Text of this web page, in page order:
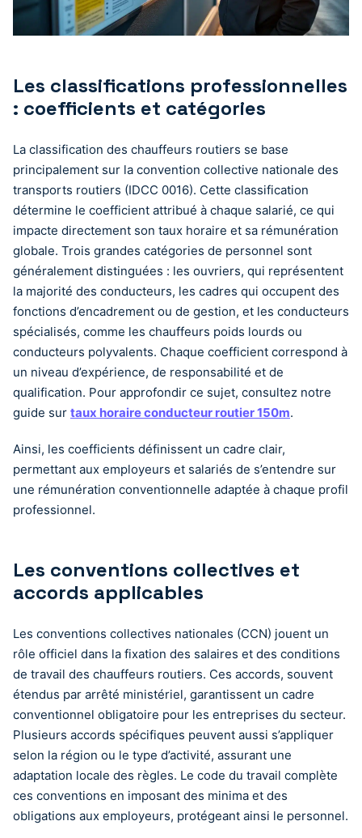
Les classifications professionnelles
: coefficients et catégories
La classification des chauffeurs routiers se base
principalement sur la convention collective nationale des
transports routiers (IDCC 0016). Cette classification
détermine le coefficient attribué à chaque salarié, ce qui
impacte directement son taux horaire et sa rémunération
globale. Trois grandes catégories de personnel sont
généralement distinguées : les ouvriers, qui représentent
la majorité des conducteurs, les cadres qui occupent des
fonctions d’encadrement ou de gestion, et les conducteurs
spécialisés, comme les chauffeurs poids lourds ou
conducteurs polyvalents. Chaque coefficient correspond à
un niveau d’expérience, de responsabilité et de
qualification. Pour approfondir ce sujet, consultez notre
guide sur taux horaire conducteur routier 150m.
Ainsi, les coefficients définissent un cadre clair,
permettant aux employeurs et salariés de s’entendre sur
une rémunération conventionnelle adaptée à chaque profil
professionnel.
Les conventions collectives et
accords applicables
Les conventions collectives nationales (CCN) jouent un
rôle officiel dans la fixation des salaires et des conditions
de travail des chauffeurs routiers. Ces accords, souvent
étendus par arrêté ministériel, garantissent un cadre
conventionnel obligatoire pour les entreprises du secteur.
Plusieurs accords spécifiques peuvent aussi s’appliquer
selon la région ou le type d’activité, assurant une
adaptation locale des règles. Le code du travail complète
ces conventions en imposant des minima et des
obligations aux employeurs, protégeant ainsi le personnel.